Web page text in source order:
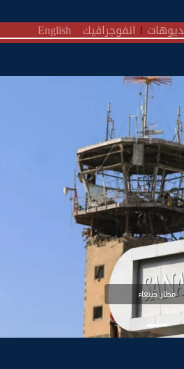
انفوجرافيك English
مطار صنعاء